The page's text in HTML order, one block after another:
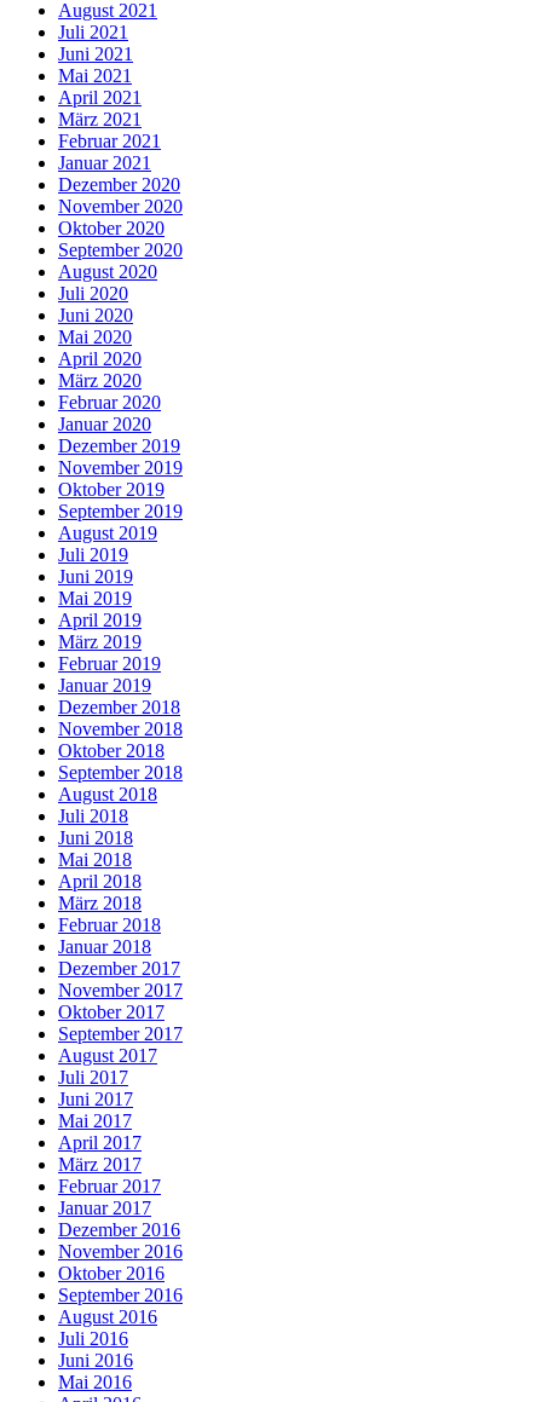
August 2021
Juli 2021
Juni 2021
Mai 2021
April 2021
März 2021
Februar 2021
Januar 2021
Dezember 2020
November 2020
Oktober 2020
September 2020
August 2020
Juli 2020
Juni 2020
Mai 2020
April 2020
März 2020
Februar 2020
Januar 2020
Dezember 2019
November 2019
Oktober 2019
September 2019
August 2019
Juli 2019
Juni 2019
Mai 2019
April 2019
März 2019
Februar 2019
Januar 2019
Dezember 2018
November 2018
Oktober 2018
September 2018
August 2018
Juli 2018
Juni 2018
Mai 2018
April 2018
März 2018
Februar 2018
Januar 2018
Dezember 2017
November 2017
Oktober 2017
September 2017
August 2017
Juli 2017
Juni 2017
Mai 2017
April 2017
März 2017
Februar 2017
Januar 2017
Dezember 2016
November 2016
Oktober 2016
September 2016
August 2016
Juli 2016
Juni 2016
Mai 2016